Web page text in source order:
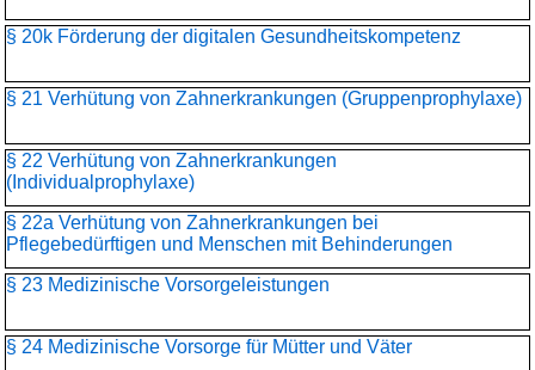
§ 20k Förderung der digitalen Gesundheitskompetenz
§ 21 Verhütung von Zahnerkrankungen (Gruppenprophylaxe)
§ 22 Verhütung von Zahnerkrankungen
(Individualprophylaxe)
§ 22a Verhütung von Zahnerkrankungen bei
Pflegebedürftigen und Menschen mit Behinderungen
§ 23 Medizinische Vorsorgeleistungen
§ 24 Medizinische Vorsorge für Mütter und Väter